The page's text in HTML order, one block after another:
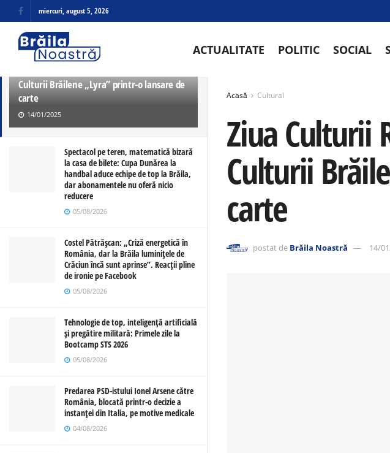
ULTIMELE TRENDING
Culturii Brăilene „Lyra” printr-o lansare de
carte
14/01/2025
Spectacol pe teren, matematică bizară
la casa de bilete: Cupa Dunărea la
handbal aduce echipe de top la Brăila,
dar abonamentele nu oferă nicio
reducere
05/08/2026
Costel Pătrășcan: „Criză energetică în
România, dar la Brăila luminițele de
Crăciun încă sunt aprinse”. Reacții pline
de ironie pe Facebook
05/08/2026
Tehnologie de top, inteligență artificială
și pregătire militară: Primele zile la
Bootcamp STS 2026
05/08/2026
Predarea PSD-istului Ionel Arsene către
România, blocată printr-o decizie a
instanței din Italia, pe motive medicale
04/08/2026
miercuri, august 5, 2026
ACTUALITATE POLITIC SOCIAL
Acasă Cultural
Ziua Culturii
Culturii
carte
postat de Brăila Noastră 14/